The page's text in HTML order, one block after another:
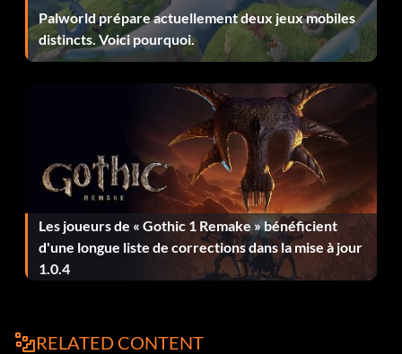
Palworld prépare actuellement deux jeux mobiles
distincts. Voici pourquoi.
Les joueurs de « Gothic 1 Remake » bénéficient
d'une longue liste de corrections dans la mise à jour
1.0.4
RELATED CONTENT